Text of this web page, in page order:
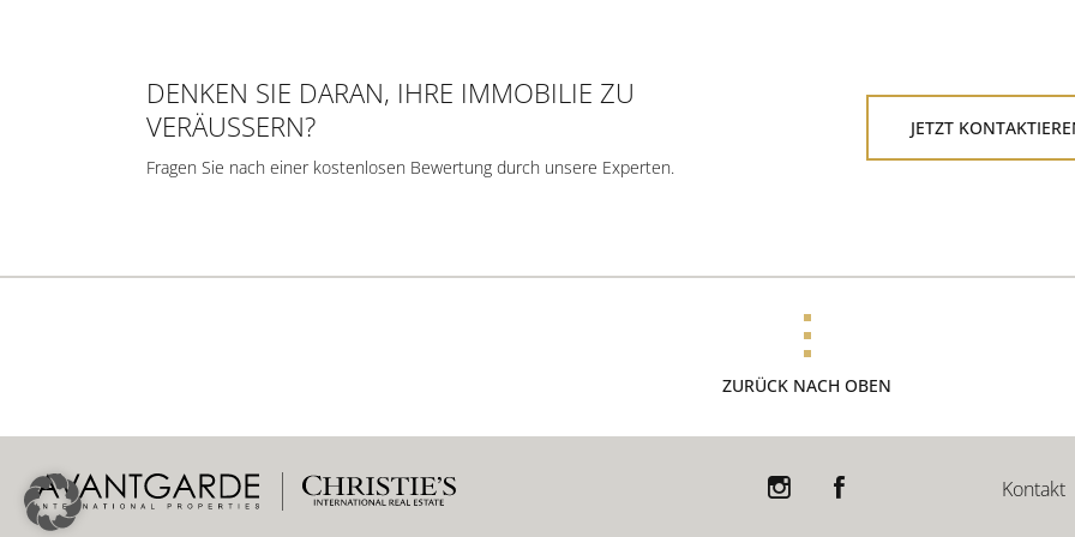
DENKEN SIE DARAN, IHRE IMMOBILIE ZU
VERÄUSSERN?
Fragen Sie nach einer kostenlosen Bewertung durch unsere Experten.
JETZT
ZURÜCK NACH OBEN
Kontakt